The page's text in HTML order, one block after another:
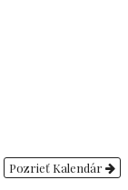
Pozrieť Kalendár